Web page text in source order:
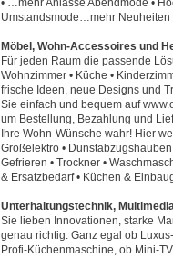
• …mehr Anlässe Abendmode •
Umstandsmode…mehr Neuheiten
Möbel, Wohn-Accessoires und
Für jeden Raum die passende
Wohnzimmer • Küche •
frische Ideen, neue Designs und
Sie einfach und bequem auf
um Bestellung, Bezahlung und
Ihre Wohn-Wünsche wahr! Hier
Großelektro •
Gefrieren • Trockner •
& Ersatzbedarf • Küchen &
Unterhaltungstechnik,
Sie lieben Innovationen, starke
genau richtig: Ganz egal ob
Profi-Küchenmaschine, ob Mini-